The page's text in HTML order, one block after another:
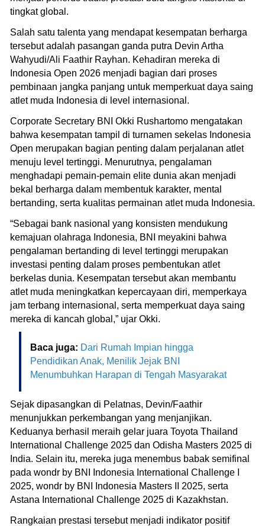
tingkat global.
Salah satu talenta yang mendapat kesempatan berharga
tersebut adalah pasangan ganda putra Devin Artha
Wahyudi/Ali Faathir Rayhan. Kehadiran mereka di
Indonesia Open 2026 menjadi bagian dari proses
pembinaan jangka panjang untuk memperkuat daya saing
atlet muda Indonesia di level internasional.
Corporate Secretary BNI Okki Rushartomo mengatakan
bahwa kesempatan tampil di turnamen sekelas Indonesia
Open merupakan bagian penting dalam perjalanan atlet
menuju level tertinggi. Menurutnya, pengalaman
menghadapi pemain-pemain elite dunia akan menjadi
bekal berharga dalam membentuk karakter, mental
bertanding, serta kualitas permainan atlet muda Indonesia.
“Sebagai bank nasional yang konsisten mendukung
kemajuan olahraga Indonesia, BNI meyakini bahwa
pengalaman bertanding di level tertinggi merupakan
investasi penting dalam proses pembentukan atlet
berkelas dunia. Kesempatan tersebut akan membantu
atlet muda meningkatkan kepercayaan diri, memperkaya
jam terbang internasional, serta memperkuat daya saing
mereka di kancah global,” ujar Okki.
Baca juga: Dari Rumah Impian hingga
Pendidikan Anak, Menilik Jejak BNI
Menumbuhkan Harapan di Tengah Masyarakat
Sejak dipasangkan di Pelatnas, Devin/Faathir
menunjukkan perkembangan yang menjanjikan.
Keduanya berhasil meraih gelar juara Toyota Thailand
International Challenge 2025 dan Odisha Masters 2025 di
India. Selain itu, mereka juga menembus babak semifinal
pada wondr by BNI Indonesia International Challenge I
2025, wondr by BNI Indonesia Masters II 2025, serta
Astana International Challenge 2025 di Kazakhstan.
Rangkaian prestasi tersebut menjadi indikator positif